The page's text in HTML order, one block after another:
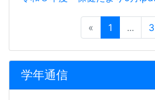
« 1 ... 3
学年通信